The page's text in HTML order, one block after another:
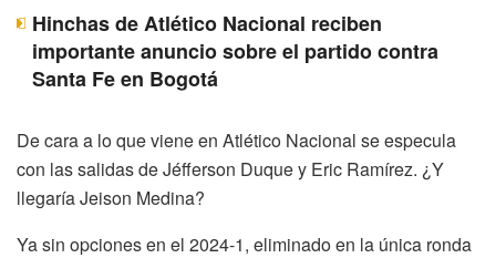
Hinchas de Atlético Nacional reciben
importante anuncio sobre el partido contra
Santa Fe en Bogotá
De cara a lo que viene en Atlético Nacional se especula
con las salidas de Jéfferson Duque y Eric Ramírez. ¿Y
llegaría Jeison Medina?
Ya sin opciones en el 2024-1, eliminado en la única ronda